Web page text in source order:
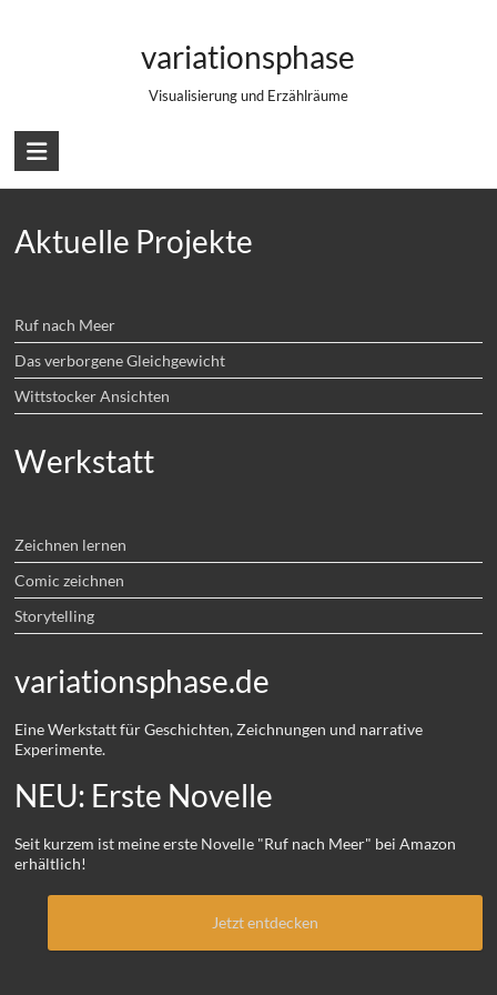
variationsphase
Visualisierung und Erzählräume
T-Shirts, Tassen und mehr im Shop
Aktuelle Projekte
Ruf nach Meer
Das verborgene Gleichgewicht
Wittstocker Ansichten
Werkstatt
Zeichnen lernen
Comic zeichnen
Storytelling
variationsphase.de
Eine Werkstatt für Geschichten, Zeichnungen und narrative
Experimente.
NEU: Erste Novelle
Seit kurzem ist meine erste Novelle "Ruf nach Meer" bei Amazon
erhältlich!
Jetzt entdecken